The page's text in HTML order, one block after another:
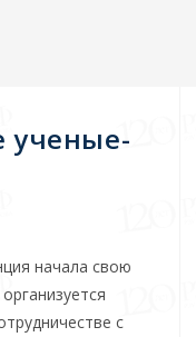
ученые-
начала свою
с